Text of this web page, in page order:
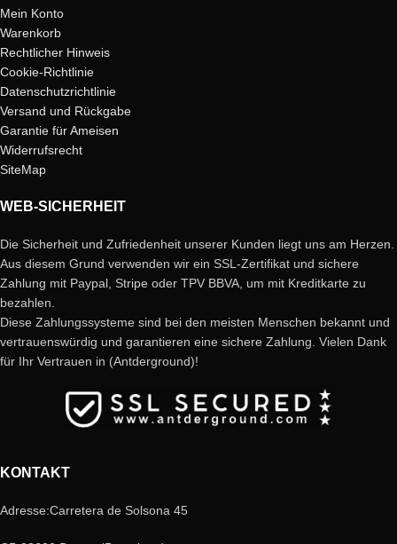
Mein Konto
Warenkorb
Rechtlicher Hinweis
Cookie-Richtlinie
Datenschutzrichtlinie
Versand und Rückgabe
Garantie für Ameisen
Widerrufsrecht
SiteMap
WEB-SICHERHEIT
Die Sicherheit und Zufriedenheit unserer Kunden liegt uns am Herzen.
Aus diesem Grund verwenden wir ein SSL-Zertifikat und sichere
Zahlung mit Paypal, Stripe oder TPV BBVA, um mit Kreditkarte zu
bezahlen.
Diese Zahlungssysteme sind bei den meisten Menschen bekannt und
vertrauenswürdig und garantieren eine sichere Zahlung. Vielen Dank
für Ihr Vertrauen in (Antderground)!
KONTAKT
Adresse:Carretera de Solsona 45